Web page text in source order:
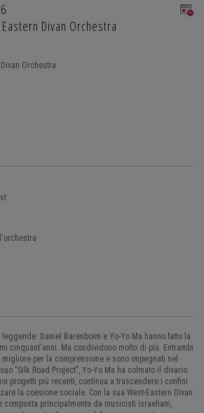
19:30:
Robert Schumann e Astor
Divan Orchestra
Orchestra
Daniel Barenboim e Yo-Yo Ma hanno fatto la
cinquant'anni. Ma condividono molto di più. Entrambi
per la comprensione e sono impegnati nel
"Silk Road Project", Yo-Yo Ma ha colmato il divario
progetti più recenti, continua a trascendere i confini
la coesione sociale. Con la sua West-Eastern Divan
composta principalmente da musicisti israeliani,